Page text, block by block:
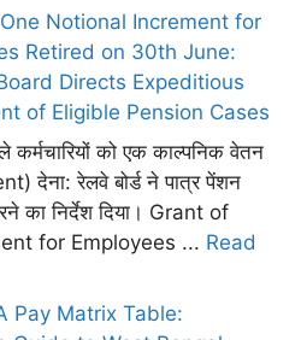
Notional Increment for
Retired on 30th June:
Directs Expeditious
of Eligible Pension Cases
कर्मचारियों को एक काल्पनिक वेतन
देना: रेलवे बोर्ड ने पात्र पेंशन
का निर्देश दिया। Grant of
for Employees ... Read
Pay Matrix Table: